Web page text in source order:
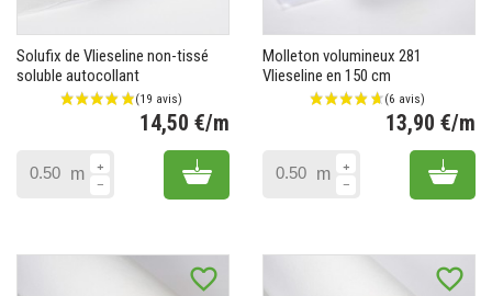
(1 avis)
Solufix de Vlieseline non-tissé
soluble autocollant
14,50 €/m
m Add to cart
Molleton volumineux 281
Vlieseline en 150 cm
13,90 €/m
m Add
favorite_border favorite_border